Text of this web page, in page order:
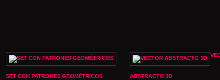
SET CON PATRONES GEOMÉTRICOS ABSTRACTO 3D